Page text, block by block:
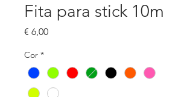
Fita para stick 10m
€ 6,00Preço
Cor *